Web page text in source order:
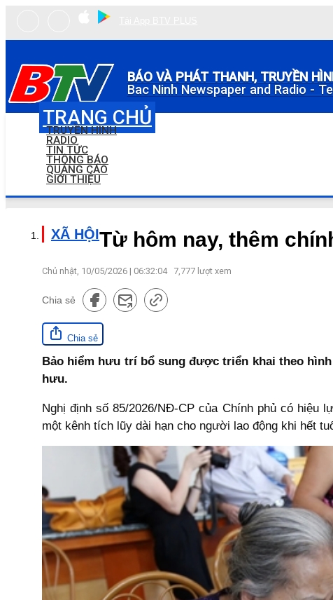
BÁO VÀ PHÁT THANH, TRUYỀN
Bac Ninh Newspaper and Radio -
TRANG CHỦ
TRUYỀN HÌNH
RADIO
TIN TỨC
THÔNG BÁO
QUẢNG CÁO
GIỚI THIỆU
XÃ HỘITừ hôm nay, thêm
Chủ nhật, 10/05/2026 | 06:32:04 7,777 lượt xem
Chia sẻ
Chia sẻ
Bảo hiểm hưu trí bổ sung được triển khai theo
hưu.
Nghị định số 85/2026/NĐ-CP của Chính phủ có hiệu
một kênh tích lũy dài hạn cho người lao động khi hết